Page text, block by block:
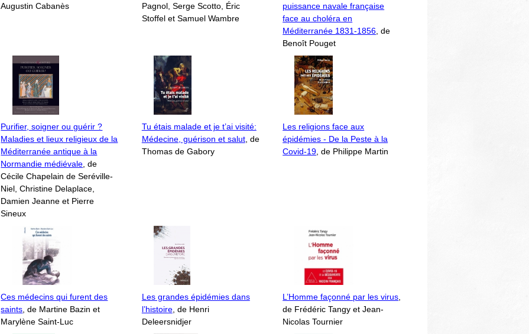
Augustin Cabanès
Pagnol, Serge Scotto, Éric
Stoffel et Samuel Wambre
puissance navale française
face au choléra en
Méditerranée 1831-1856 , de
Benoît Pouget
Purifier, soigner ou guérir ?
Maladies et lieux religieux de la
Méditerranée antique à la
Normandie médiévale , de
Cécile Chapelain de Seréville-
Niel, Christine Delaplace,
Damien Jeanne et Pierre
Sineux
Tu étais malade et je t’ai visité:
Médecine, guérison et salut, de
Thomas de Gabory
Les religions face aux
épidémies - De la Peste à la
Covid-19 , de Philippe Martin
Ces médecins qui furent des
saints , de Martine Bazin et
Marylène Saint-Luc
Les grandes épidémies dans
l’histoire, de Henri
Deleersnidjer
L’Homme façonné par les virus
de Frédéric Tangy et Jean-
Nicolas Tournier